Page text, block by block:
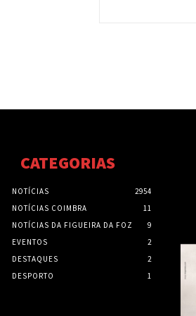
CATEGORIAS
NOTÍCIAS
2954
NOTÍCIAS COIMBRA
11
NOTÍCIAS DA FIGUEIRA DA FOZ
9
EVENTOS
2
DESTAQUES
2
DESPORTO
1